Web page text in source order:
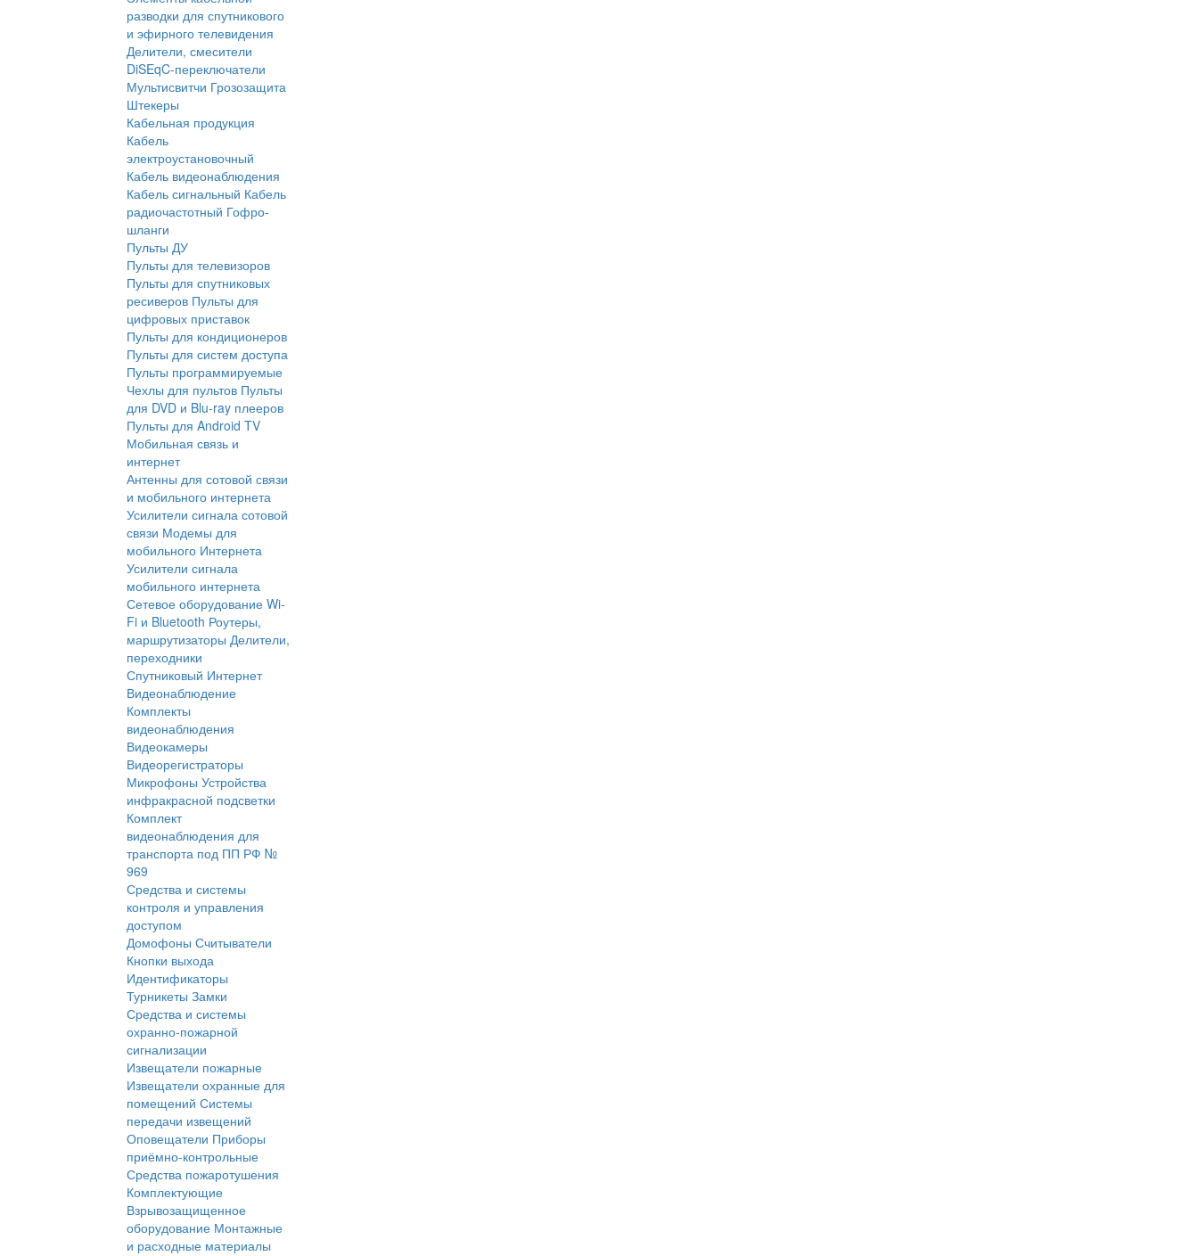
разводки для спутникового
и эфирного телевидения
Делители, смесители
DiSEqC-переключатели
Мультисвитчи Грозозащита
Штекеры
Кабельная продукция
Кабель
электроустановочный
Кабель видеонаблюдения
Кабель сигнальный Кабель
радиочастотный Гофро-
шланги
Пульты ДУ
Пульты для телевизоров
Пульты для спутниковых
ресиверов Пульты для
цифровых приставок
Пульты для кондиционеров
Пульты для систем доступа
Пульты программируемые
Чехлы для пультов Пульты
для DVD и Blu-ray плееров
Пульты для Android TV
Мобильная связь и
интернет
Антенны для сотовой связи
и мобильного интернета
Усилители сигнала сотовой
связи Модемы для
мобильного Интернета
Усилители сигнала
мобильного интернета
Сетевое оборудование Wi-
Fi и Bluetooth Роутеры,
маршрутизаторы Делители,
переходники
Спутниковый Интернет
Видеонаблюдение
Комплекты
видеонаблюдения
Видеокамеры
Видеорегистраторы
Микрофоны Устройства
инфракрасной подсветки
Комплект
видеонаблюдения для
транспорта под ПП РФ №
969
Средства и системы
контроля и управления
доступом
Домофоны Считыватели
Кнопки выхода
Идентификаторы
Турникеты Замки
Средства и системы
охранно-пожарной
сигнализации
Извещатели пожарные
Извещатели охранные для
помещений Системы
передачи извещений
Оповещатели Приборы
приёмно-контрольные
Средства пожаротушения
Комплектующие
Взрывозащищенное
оборудование Монтажные
и расходные материалы